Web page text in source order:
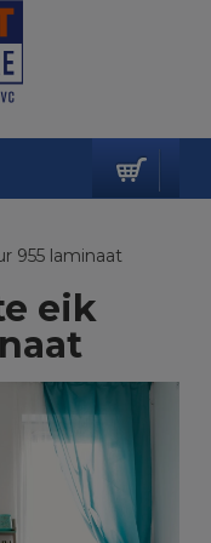
955 laminaat
eik